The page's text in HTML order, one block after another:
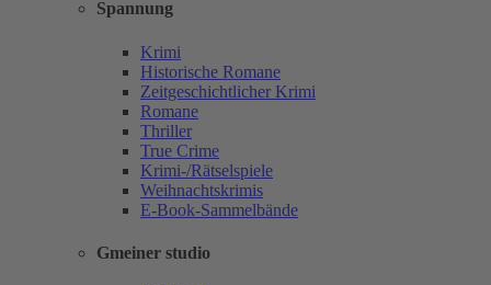
Spannung
Krimi
Historische Romane
Zeitgeschichtlicher Krimi
Romane
Thriller
True Crime
Krimi-/Rätselspiele
Weihnachtskrimis
E-Book-Sammelbände
Gmeiner studio